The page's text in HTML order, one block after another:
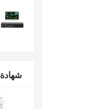
شهادة